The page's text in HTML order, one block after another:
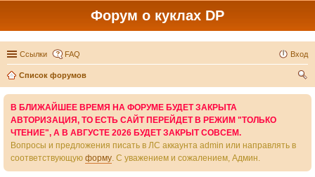
Форум о куклах DP
Ссылки FAQ Вход
Список форумов
В БЛИЖАЙШЕЕ ВРЕМЯ НА ФОРУМЕ БУДЕТ ЗАКРЫТА
АВТОРИЗАЦИЯ, ТО ЕСТЬ САЙТ ПЕРЕЙДЕТ В РЕЖИМ "ТОЛЬКО
ЧТЕНИЕ", А В АВГУСТЕ 2026 БУДЕТ ЗАКРЫТ СОВСЕМ.
Вопросы и предложения писать в ЛС аккаунта admin или направлять в
соответствующую форму. С уважением и сожалением, Админ.